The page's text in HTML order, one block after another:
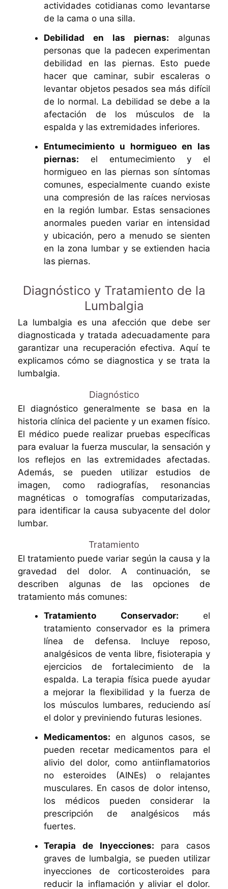
actividades cotidianas como levantarse
de la cama o una silla.
Debilidad en las piernas: algunas
personas que la padecen experimentan
debilidad en las piernas. Esto puede
hacer que caminar, subir escaleras o
levantar objetos pesados sea más difícil
de lo normal. La debilidad se debe a la
afectación de los músculos de la
espalda y las extremidades inferiores.
Entumecimiento u hormigueo en las
piernas: el entumecimiento y el
hormigueo en las piernas son síntomas
comunes, especialmente cuando existe
una compresión de las raíces nerviosas
en la región lumbar. Estas sensaciones
anormales pueden variar en intensidad
y ubicación, pero a menudo se sienten
en la zona lumbar y se extienden hacia
las piernas.
Diagnóstico y Tratamiento de la
Lumbalgia
La lumbalgia es una afección que debe ser
diagnosticada y tratada adecuadamente para
garantizar una recuperación efectiva. Aquí te
explicamos cómo se diagnostica y se trata la
lumbalgia.
Diagnóstico
El diagnóstico generalmente se basa en la
historia clínica del paciente y un examen físico.
El médico puede realizar pruebas específicas
para evaluar la fuerza muscular, la sensación y
los reflejos en las extremidades afectadas.
Además, se pueden utilizar estudios de
imagen, como radiografías, resonancias
magnéticas o tomografías computarizadas,
para identificar la causa subyacente del dolor
lumbar.
Tratamiento
El tratamiento puede variar según la causa y la
gravedad del dolor. A continuación, se
describen algunas de las opciones de
tratamiento más comunes:
Tratamiento Conservador: el
tratamiento conservador es la primera
línea de defensa. Incluye reposo,
analgésicos de venta libre, fisioterapia y
ejercicios de fortalecimiento de la
espalda. La terapia física puede ayudar
a mejorar la flexibilidad y la fuerza de
los músculos lumbares, reduciendo así
el dolor y previniendo futuras lesiones.
Medicamentos: en algunos casos, se
pueden recetar medicamentos para el
alivio del dolor, como antiinflamatorios
no esteroides (AINEs) o relajantes
musculares. En casos de dolor intenso,
los médicos pueden considerar la
prescripción de analgésicos más
fuertes.
Terapia de Inyecciones: para casos
graves de lumbalgia, se pueden utilizar
inyecciones de corticosteroides para
reducir la inflamación y aliviar el dolor.